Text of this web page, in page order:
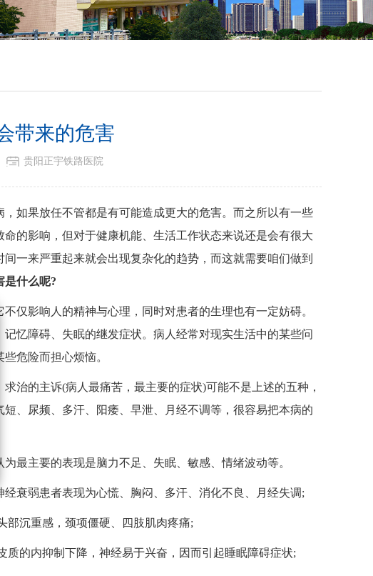
带来的危害
贵阳正宇铁路医院
如果放任不管都是有可能造成更大的危害。而之所以有一些
的影响，但对于健康机能、生活工作状态来说还是会有很大
一来严重起来就会出现复杂化的趋势，而这就需要咱们做到
是什么呢?
仅影响人的精神与心理，同时对患者的生理也有一定妨碍。
忆障碍、失眠的继发症状。病人经常对现实生活中的某些问
危险而担心烦恼。
的主诉(病人最痛苦，最主要的症状)可能不是上述的五种，
、尿频、多汗、阳痿、早泄、月经不调等，很容易把本病的
最主要的表现是脑力不足、失眠、敏感、情绪波动等。
衰弱患者表现为心慌、胸闷、多汗、消化不良、月经失调;
部沉重感，颈项僵硬、四肢肌肉疼痛;
的内抑制下降，神经易于兴奋，因而引起睡眠障碍症状;